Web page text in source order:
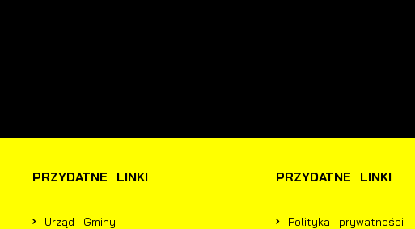
PRZYDATNE LINKI
Urząd Gminy
PRZYDATNE LINKI
Polityka prywatności